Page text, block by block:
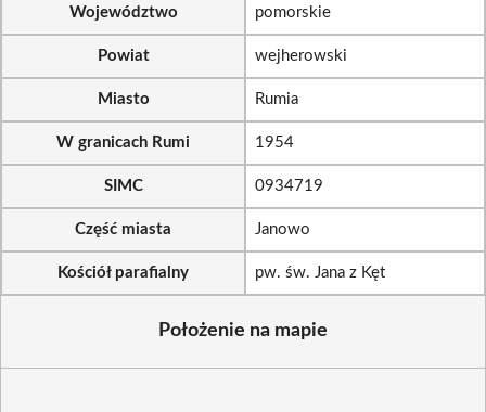
Województwo pomorskie
Powiat wejherowski
Miasto Rumia
W granicach Rumi 1954
SIMC 0934719
Część miasta Janowo
Kościół parafialny pw. św. Jana z Kęt
Położenie na mapie